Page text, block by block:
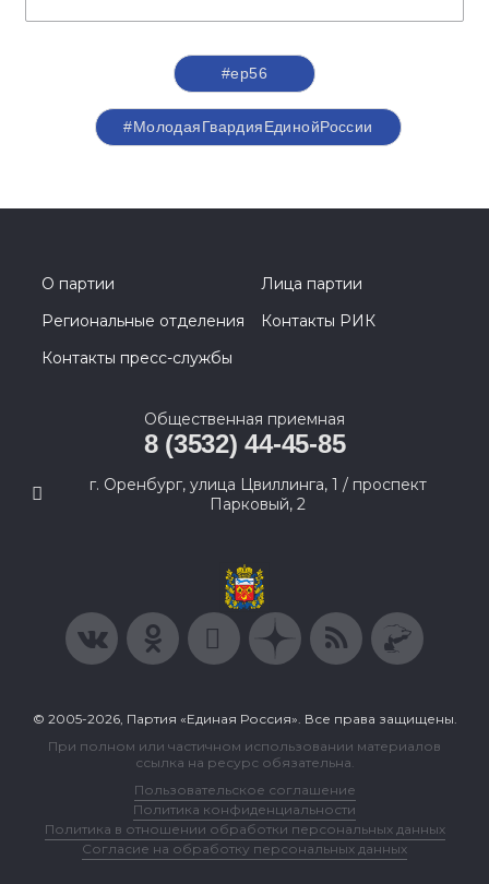
#ер56
#МолодаяГвардияЕдинойРоссии
О партии
Лица партии
Региональные отделения
Контакты РИК
Контакты пресс-службы
Общественная приемная
8 (3532) 44-45-85
г. Оренбург, улица Цвиллинга, 1 / проспект
Парковый, 2
© 2005-2026, Партия «Единая Россия». Все права защищены.
При полном или частичном использовании материалов
ссылка на ресурс обязательна.
Пользовательское соглашение
Политика конфиденциальности
Политика в отношении обработки персональных данных
Согласие на обработку персональных данных